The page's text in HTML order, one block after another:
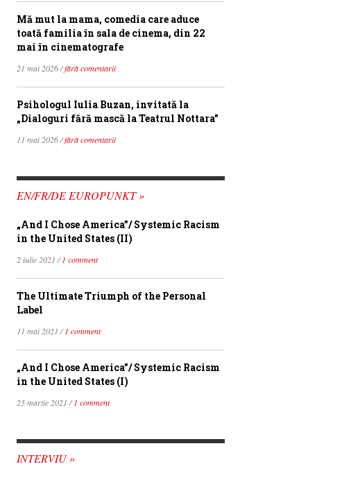
Mă mut la mama, comedia care aduce
toată familia în sala de cinema, din 22
mai în cinematografe
21 mai 2026 /fără comentarii
Psihologul Iulia Buzan, invitată la
„Dialoguri fără mască la Teatrul Nottara”
11 mai 2026 /fără comentarii
EN/FR/DE EUROPUNKT »
„And I Chose America”/ Systemic Racism
in the United States (II)
2 iulie 2021 /1 comment
The Ultimate Triumph of the Personal
Label
11 mai 2021 /1 comment
„And I Chose America”/ Systemic Racism
in the United States (I)
25 martie 2021 /1 comment
INTERVIU »